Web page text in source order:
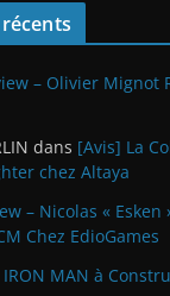
– Olivier Mignot
dans [Avis] La
chez Altaya
– Nicolas « Esken
Chez EdioGames
MAN à